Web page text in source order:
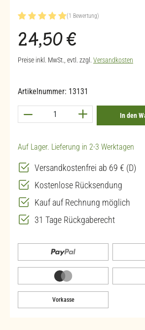
(1 Bewertung)
Regulärer Preis:
24,50 €
Preise inkl. MwSt., evtl. zzgl. Versandkosten
Artikelnummer: 13131
Produkt Anzahl: Gib denIn den
Auf Lager. Lieferung in 2-3 Werktagen
Versandkostenfrei ab 69 € (D)
Kostenlose Rücksendung
Kauf auf Rechnung möglich
31 Tage Rückgaberecht
Vorkasse